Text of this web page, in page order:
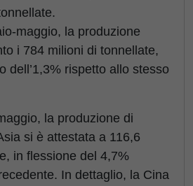
maggio, la produzione
i 784 milioni di tonnellate,
dell’1,3% rispetto allo stesso
la produzione di
si è attestata a 116,6
in flessione del 4,7%
In dettaglio, la Cina